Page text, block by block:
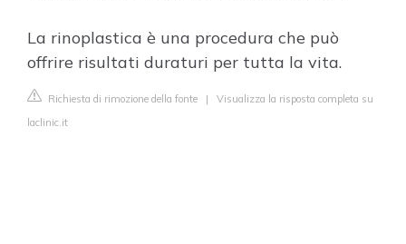
La rinoplastica è una procedura che può
offrire risultati duraturi per tutta la vita.
Richiesta di rimozione della fonte | Visualizza la risposta completa su
laclinic.it